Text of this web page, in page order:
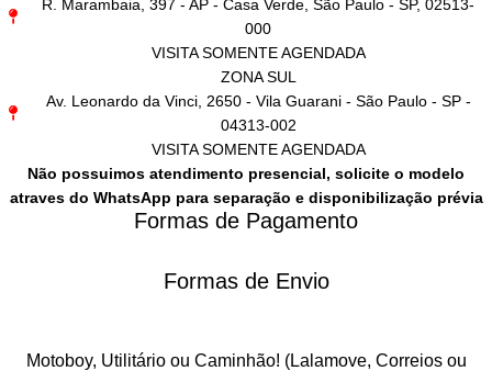
R. Marambaia, 397 - AP - Casa Verde, São Paulo - SP, 02513-
000
VISITA SOMENTE AGENDADA
ZONA SUL
Av. Leonardo da Vinci, 2650 - Vila Guarani - São Paulo - SP -
04313-002
VISITA SOMENTE AGENDADA
Não possuimos atendimento presencial, solicite o modelo
atraves do WhatsApp para separação e disponibilização prévia
Formas de Pagamento
Formas de Envio
Motoboy, Utilitário ou Caminhão! (Lalamove, Correios ou